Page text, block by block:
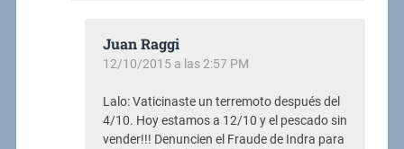
Juan Raggi
12/10/2015 a las 2:57 PM
Lalo: Vaticinaste un terremoto después del
4/10. Hoy estamos a 12/10 y el pescado sin
vender!!! Denuncien el Fraude de Indra para